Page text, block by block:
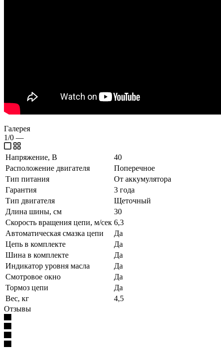
Галерея
1/0 —
Напряжение, В
40
Расположение двигателя
Поперечное
Тип питания
От аккумулятора
Гарантия
3 года
Тип двигателя
Щеточный
Длина шины, см
30
Скорость вращения цепи, м/сек 6,3
Автоматическая смазка цепи
Да
Цепь в комплекте
Да
Шина в комплекте
Да
Индикатор уровня масла
Да
Смотровое окно
Да
Тормоз цепи
Да
Вес, кг
4,5
Отзывы